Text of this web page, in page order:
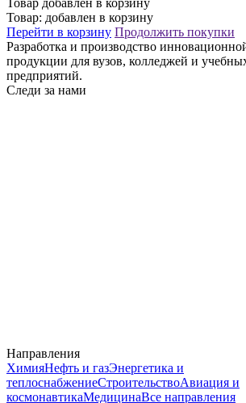
Товар: добавлен в корзину
Перейти в корзину Продолжить покупки
Разработка и производство
продукции для вузов, колледжей и
предприятий.
Следи за нами
Направления
ХимияНефть и газЭнергетика и
теплоснабжениеСтроительствоАвиация и
космонавтикаМедицинаВсе направления